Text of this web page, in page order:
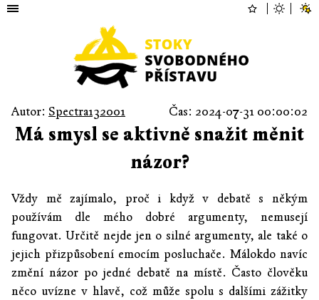
Autor: Spectra132001 Čas: 2024-07-31 00:00:02
Má smysl se aktivně snažit měnit
názor?
Vždy mě zajímalo, proč i když v debatě s někým
používám dle mého dobré argumenty, nemusejí
fungovat. Určitě nejde jen o silné argumenty, ale také o
jejich přizpůsobení emocím posluchače. Málokdo navíc
změní názor po jedné debatě na místě. Často člověku
něco uvízne v hlavě, což může spolu s dalšími zážitky